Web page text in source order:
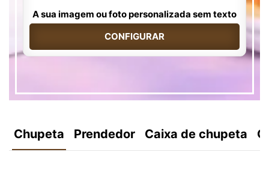
A sua imagem ou foto personalizada sem texto
CONFIGURAR
Chupeta Prendedor Caixa de chupeta